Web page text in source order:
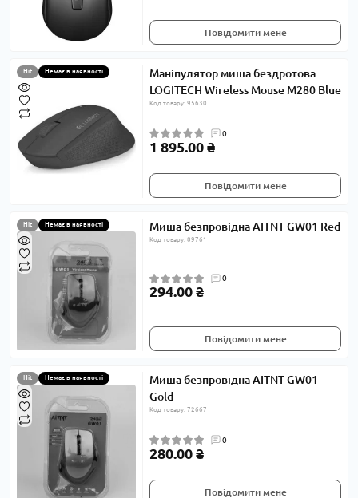
Повідомити мене
Hit Немає в наявності
Маніпулятор миша бездротова
LOGITECH Wireless Mouse M280 Blue
Код товару: 95630
0
1 895.00 ₴
Повідомити мене
Hit Немає в наявності Миша безпровідна AITNT GW01 Red
Код товару: 89761
0
294.00 ₴
Повідомити мене
Hit Немає в наявності
Миша безпровідна AITNT GW01
Gold
Код товару: 72667
0
280.00 ₴
Повідомити мене